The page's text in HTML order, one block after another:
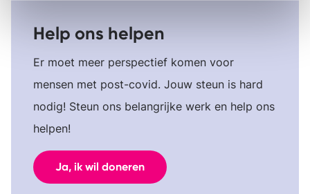
Help ons helpen
Er moet meer perspectief komen voor
mensen met post-covid. Jouw steun is hard
nodig! Steun ons belangrijke werk en help ons
helpen!
Ja, ik wil doneren